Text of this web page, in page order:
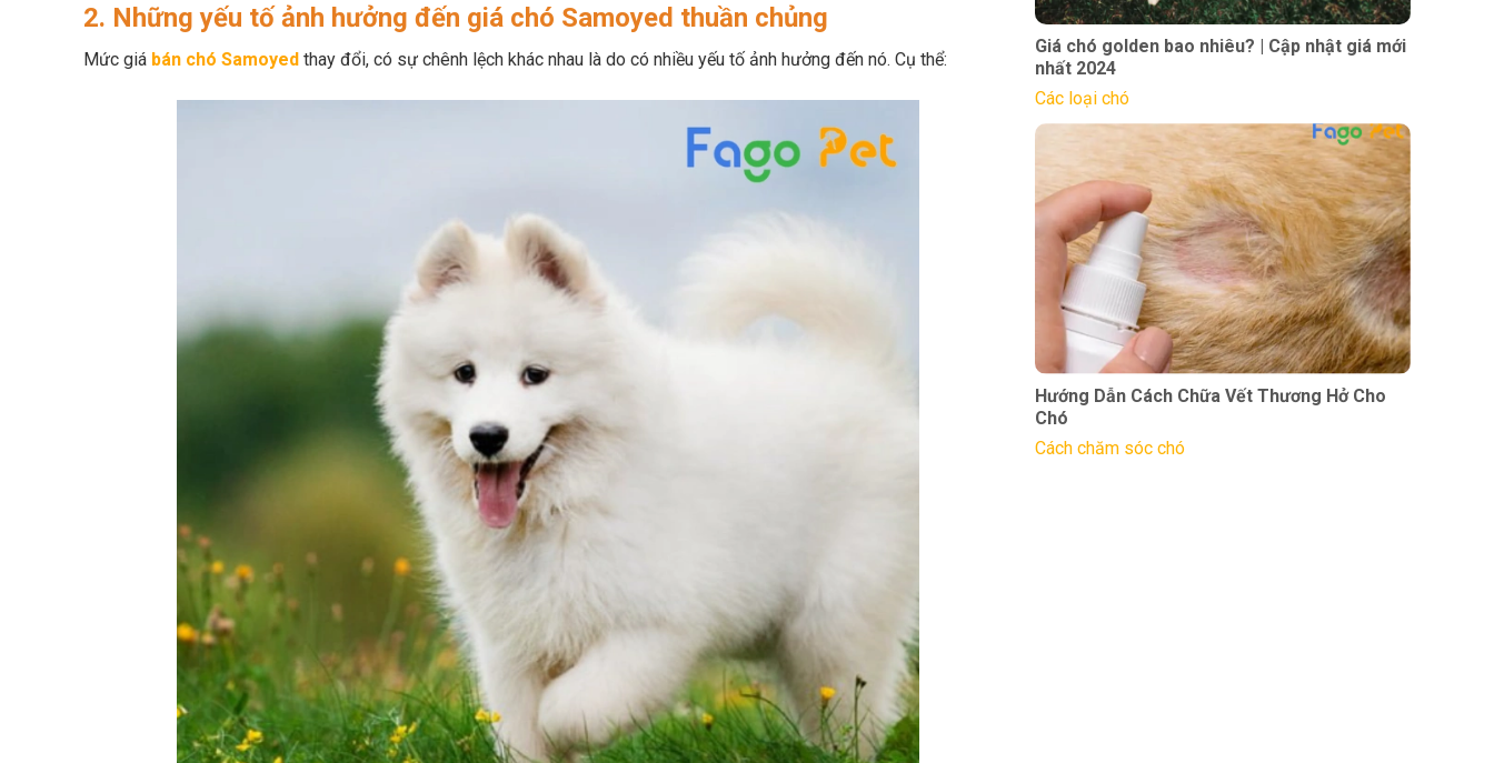
2. Những yếu tố ảnh hưởng đến giá chó Samoyed thuần chủng
Mức giá bán chó Samoyed thay đổi, có sự chênh lệch khác nhau là do có nhiều yếu tố ảnh hưởng đến nó. Cụ thể:
Giá chó golden bao nhiêu? | Cập nhật giá mới
nhất 2024
Các loại chó
Hướng Dẫn Cách Chữa Vết Thương Hở Cho
Chó
Cách chăm sóc chó